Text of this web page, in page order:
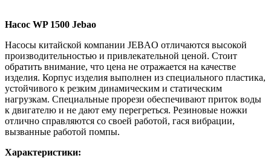
Насос WP 1500 Jebao
Насосы китайской компании JEBAO отличаются высокой
производительностью и привлекательной ценой. Стоит
обратить внимание, что цена не отражается на качестве
изделия. Корпус изделия выполнен из специального пластика,
устойчивого к резким динамическим и статическим
нагрузкам. Специальные прорези обеспечивают приток воды
к двигателю и не дают ему перегреться. Резиновые ножки
отлично справляются со своей работой, гася вибрации,
вызванные работой помпы.
Характеристики: